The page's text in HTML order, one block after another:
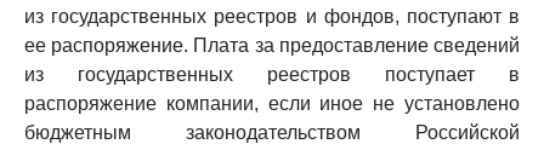
из государственных реестров и фондов, поступают в
ее распоряжение. Плата за предоставление сведений
из государственных реестров поступает в
распоряжение компании, если иное не установлено
бюджетным законодательством Российской